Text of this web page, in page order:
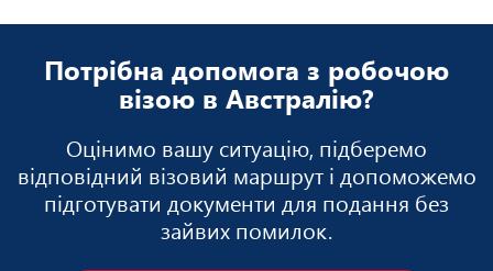
Потрібна допомога з робочою
візою в Австралію?
Оцінимо вашу ситуацію, підберемо
відповідний візовий маршрут і допоможемо
підготувати документи для подання без
зайвих помилок.